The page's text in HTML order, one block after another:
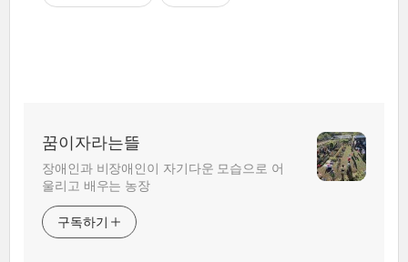
꿈이자라는뜰
장애인과 비장애인이 자기다운 모습으로 어
울리고 배우는 농장
구독하기